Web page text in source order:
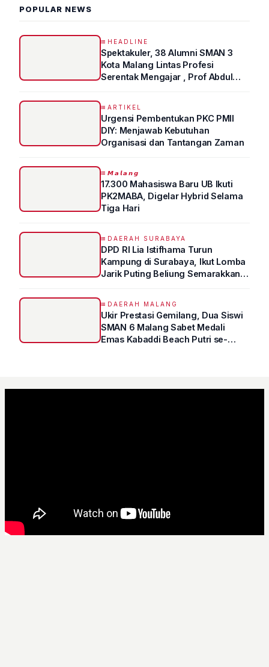
POPULAR NEWS
HEADLINE
Spektakuler, 38 Alumni SMAN 3
Kota Malang Lintas Profesi
Serentak Mengajar , Prof Abdul
ARTIKEL
Urgensi Pembentukan PKC PMII
DIY: Menjawab Kebutuhan
Organisasi dan Tantangan Zaman
𝙈𝙖𝙡𝙖𝙣𝙜
17.300 Mahasiswa Baru UB Ikuti
PK2MABA, Digelar Hybrid Selama
Tiga Hari
DAERAH SURABAYA
DPD RI Lia Istifhama Turun
Kampung di Surabaya, Ikut Lomba
Jarik Puting Beliung Semarakkan
DAERAH MALANG
Ukir Prestasi Gemilang, Dua Siswi
SMAN 6 Malang Sabet Medali
Emas Kabaddi Beach Putri se-